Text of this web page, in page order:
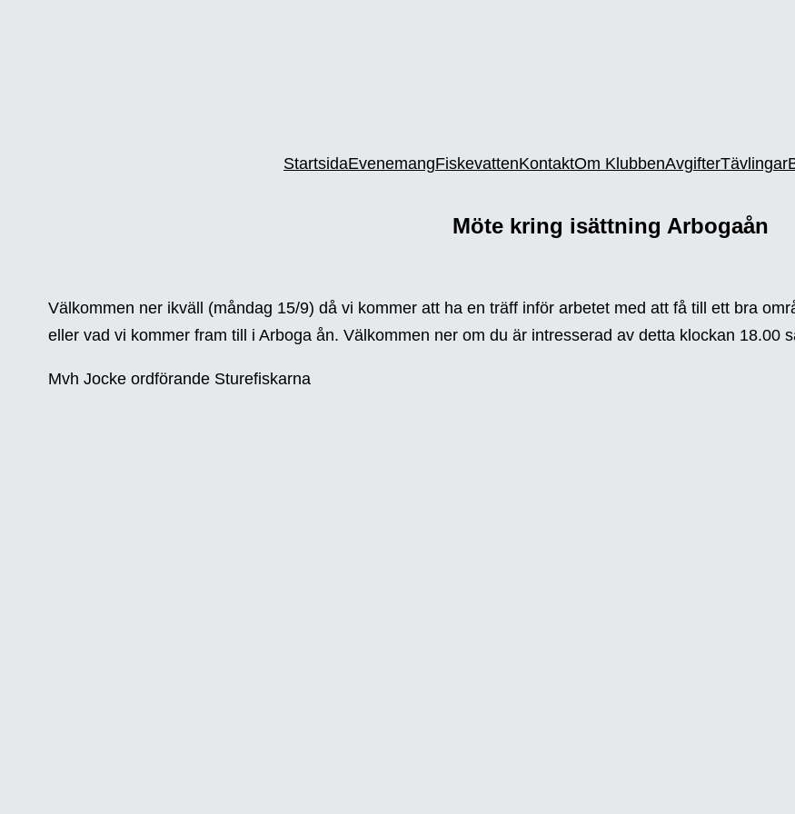
StartsidaEvenemangFiskevattenKontaktOm KlubbenAvgifterTävlingar
Möte kring isättning Arbogaån
Välkommen ner ikväll (måndag 15/9) då vi kommer att ha en träff inför arbetet med att få till ett bra
eller vad vi kommer fram till i Arboga ån. Välkommen ner om du är intresserad av detta klockan 18.00
Mvh Jocke ordförande Sturefiskarna